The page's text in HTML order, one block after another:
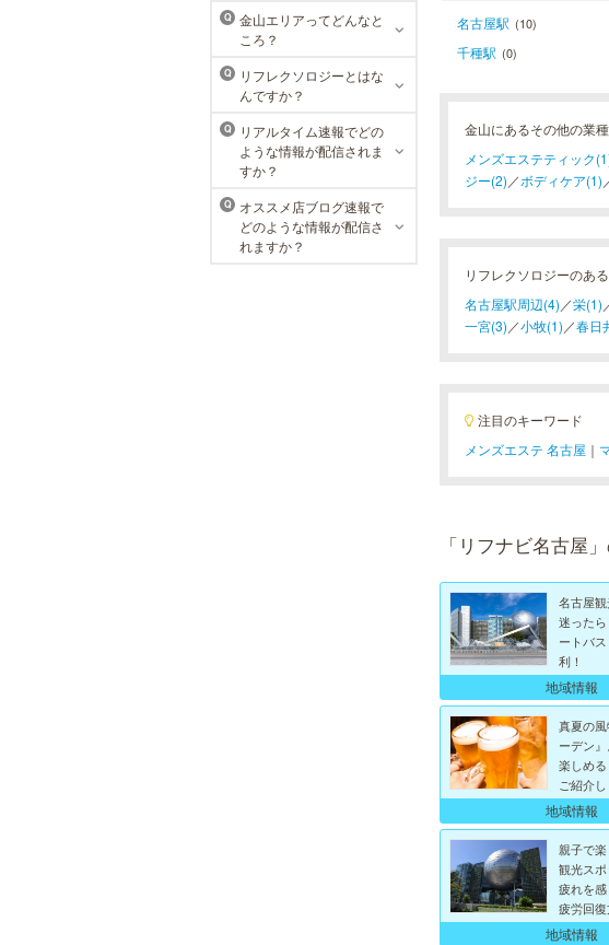
東京メンズリゼクリニックの永久脱
毛が全国で受けられます。多くの男
性患者様にご支持頂き、新宿1院か
ら始まったメンズリゼクリニック
が、現在では提携院含め全国10院を
展開するクリニックになりました。
Q
金山エリアってどんなと
ころ？
Q
リフレクソロジーとはな
んですか？
Q
リアルタイム速報でどの
ような情報が配信されま
すか？
Q
オススメ店ブログ速報で
どのような情報が配信さ
れますか？
名古屋駅 (10)
千種駅 (0)
金山にあるその他の業種
メンズエステティック
ジー(2) ／ボディケア(1)
リフレクソロジーのあ
名古屋駅周辺(4) ／栄(1)
一宮(3) ／小牧(1) ／春日
注目のキーワード
メンズエステ 名古屋 ｜
「リフナビ名古屋
名古屋
迷った
ートバ
利！
地域情報
真夏の
ーデン
楽しめ
ご紹介し
地域情報
親子で
観光スポ
疲れを
疲労回復
地域情報